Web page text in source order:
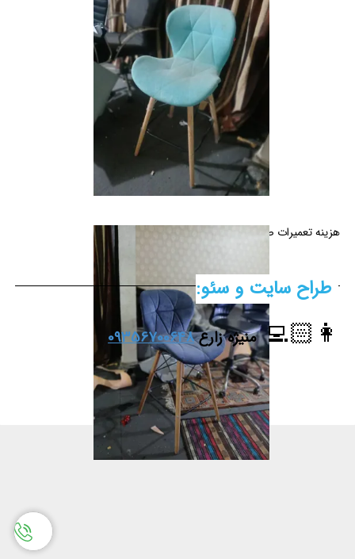
هزینه تعمیرات صندلی
طراح سایت و سئو:
👩🏻‍💻منیژه زارع09356700648